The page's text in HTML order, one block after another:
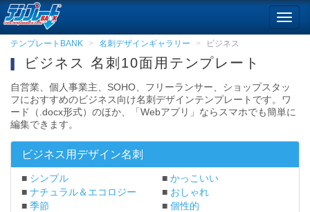
テンプレートBANK 名刺デザインギャラリー ビジネス
ビジネス 名刺10面用テンプレート
自営業、個人事業主、SOHO、フリーランサー、ショップスタッ
フにおすすめのビジネス向け名刺デザインテンプレートです。ワ
ード（.docx形式）のほか、「Webアプリ」ならスマホでも簡単に
編集できます。
ビジネス用デザイン名刺
シンプル
かっこいい
ナチュラル＆エコロジー
おしゃれ
季節
個性的